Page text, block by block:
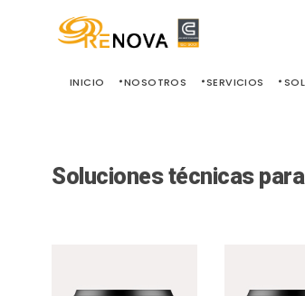
INICIO NOSOTROS SERVICIOS
Soluciones técnicas